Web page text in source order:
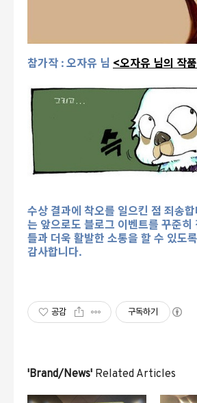
참가작 : 오자유 님 <오자유 님의 작
수상 결과에 착오를 일으킨 점 죄송
는 앞으로도 블로그 이벤트를 꾸준히
들과 더욱 활발한 소통을 할 수 있도
감사합니다.
공감 구독하기
'Brand/News' Related Articles